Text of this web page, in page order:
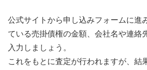
公式サイトから申し込みフォームに進
ている売掛債権の金額、会社名や連絡
入力しましょう。
これをもとに査定が行われますが、結